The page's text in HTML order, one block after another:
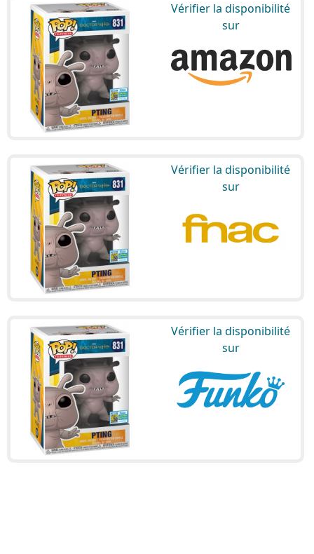
Vérifier la disponibilité
sur
Vérifier la disponibilité
sur
Vérifier la disponibilité
sur